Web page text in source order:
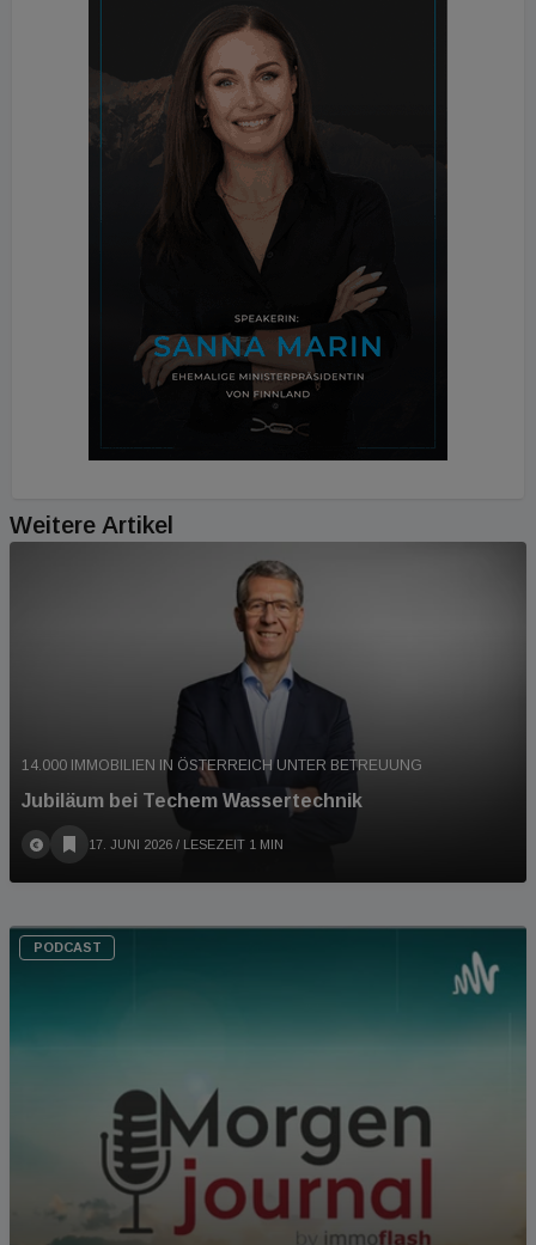
Weitere Artikel
14.000 IMMOBILIEN IN ÖSTERREICH UNTER BETREUUNG
Jubiläum bei Techem Wassertechnik
17. JUNI 2026 / LESEZEIT 1 MIN
PODCAST